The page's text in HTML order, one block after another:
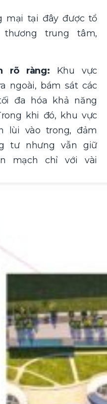
mại tại đây được tổ
trung tâm,
rõ ràng: Khu vực
ngoài, bám sát các
đa hóa khả năng
khi đó, khu vực
lùi vào trong, đảm
tư nhưng vẫn giữ
mạch chỉ với vài